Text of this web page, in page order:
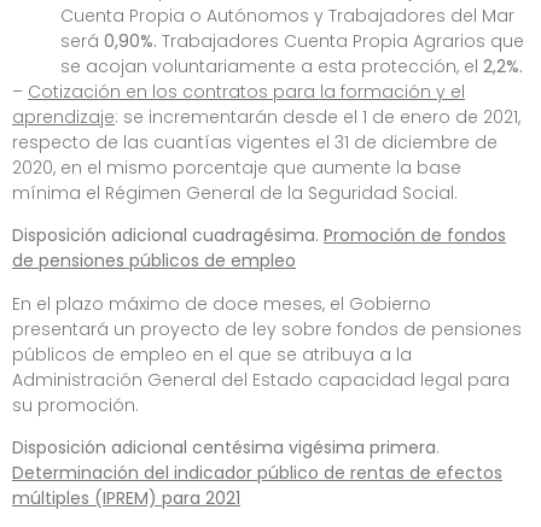
Cuenta Propia o Autónomos y Trabajadores del Mar
será 0,90%. Trabajadores Cuenta Propia Agrarios que
se acojan voluntariamente a esta protección, el 2,2%.
– Cotización en los contratos para la formación y el
aprendizaje: se incrementarán desde el 1 de enero de 2021,
respecto de las cuantías vigentes el 31 de diciembre de
2020, en el mismo porcentaje que aumente la base
mínima el Régimen General de la Seguridad Social.
Disposición adicional cuadragésima. Promoción de fondos
de pensiones públicos de empleo
En el plazo máximo de doce meses, el Gobierno
presentará un proyecto de ley sobre fondos de pensiones
públicos de empleo en el que se atribuya a la
Administración General del Estado capacidad legal para
su promoción.
Disposición adicional centésima vigésima primera.
Determinación del indicador público de rentas de efectos
múltiples (IPREM) para 2021